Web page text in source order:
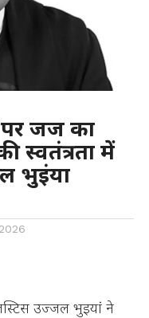
जज का
स्वतंत्रता में
भुइंया
उज्जल भुइयां ने